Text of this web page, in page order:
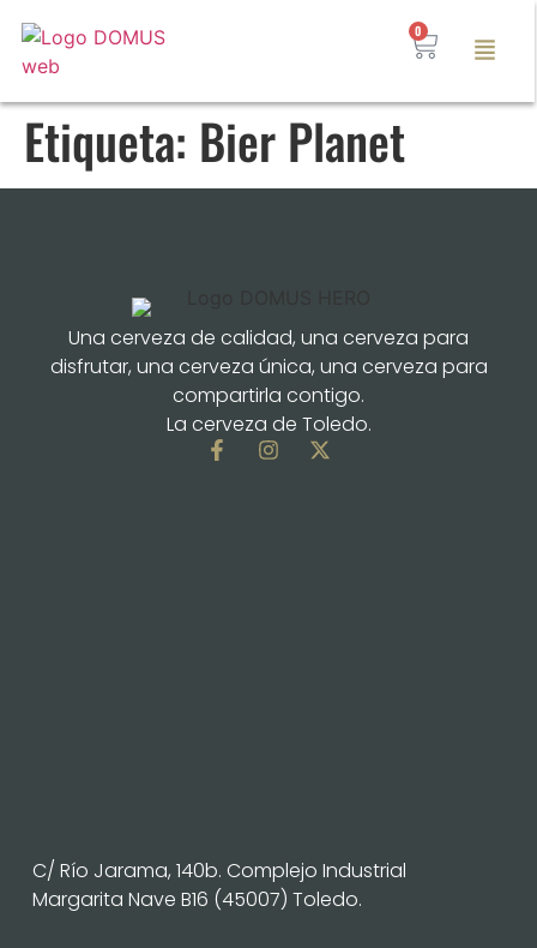
0
Etiqueta: Bier Planet
Una cerveza de calidad, una cerveza para
disfrutar, una cerveza única, una cerveza para
compartirla contigo.
La cerveza de Toledo.
C/ Río Jarama, 140b. Complejo Industrial
Margarita Nave B16 (45007) Toledo.